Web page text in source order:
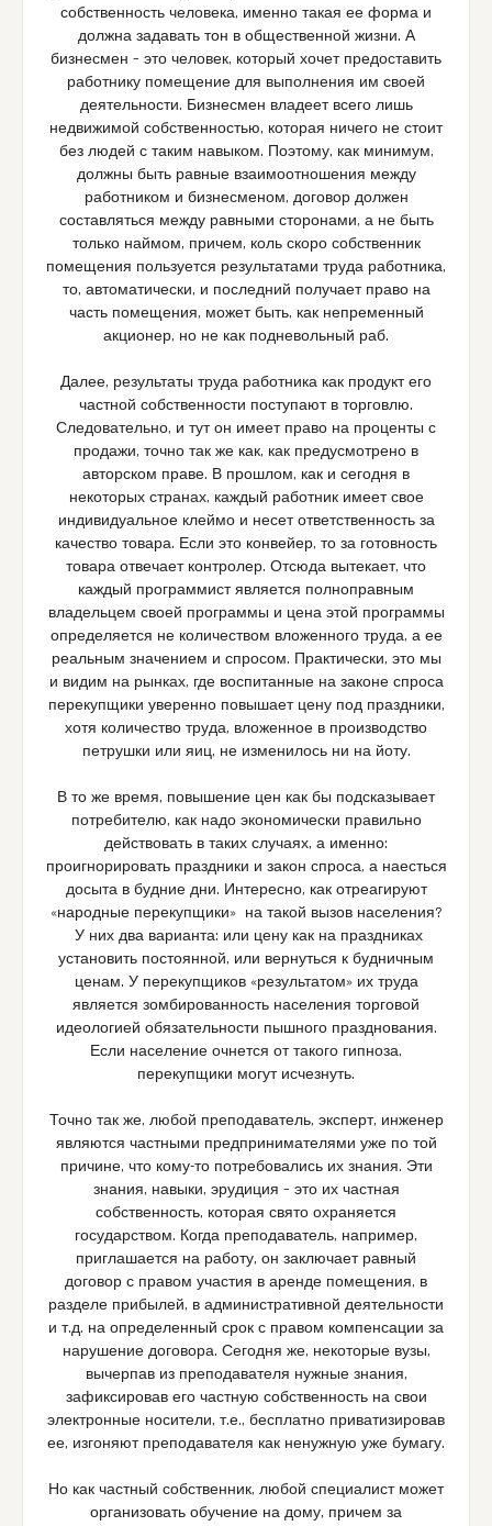
собственность человека, именно такая ее форма и
должна задавать тон в общественной жизни. А
бизнесмен – это человек, который хочет предоставить
работнику помещение для выполнения им своей
деятельности. Бизнесмен владеет всего лишь
недвижимой собственностью, которая ничего не стоит
без людей с таким навыком. Поэтому, как минимум,
должны быть равные взаимоотношения между
работником и бизнесменом, договор должен
составляться между равными сторонами, а не быть
только наймом, причем, коль скоро собственник
помещения пользуется результатами труда работника,
то, автоматически, и последний получает право на
часть помещения, может быть, как непременный
акционер, но не как подневольный раб.
Далее, результаты труда работника как продукт его
частной собственности поступают в торговлю.
Следовательно, и тут он имеет право на проценты с
продажи, точно так же как, как предусмотрено в
авторском праве. В прошлом, как и сегодня в
некоторых странах, каждый работник имеет свое
индивидуальное клеймо и несет ответственность за
качество товара. Если это конвейер, то за готовность
товара отвечает контролер. Отсюда вытекает, что
каждый программист является полноправным
владельцем своей программы и цена этой программы
определяется не количеством вложенного труда, а ее
реальным значением и спросом. Практически, это мы
и видим на рынках, где воспитанные на законе спроса
перекупщики уверенно повышает цену под праздники,
хотя количество труда, вложенное в производство
петрушки или яиц, не изменилось ни на йоту.
В то же время, повышение цен как бы подсказывает
потребителю, как надо экономически правильно
действовать в таких случаях, а именно:
проигнорировать праздники и закон спроса, а наесться
досыта в будние дни. Интересно, как отреагируют
«народные перекупщики» на такой вызов населения?
У них два варианта: или цену как на праздниках
установить постоянной, или вернуться к будничным
ценам. У перекупщиков «результатом» их труда
является зомбированность населения торговой
идеологией обязательности пышного празднования.
Если население очнется от такого гипноза,
перекупщики могут исчезнуть.
Точно так же, любой преподаватель, эксперт, инженер
являются частными предпринимателями уже по той
причине, что кому-то потребовались их знания. Эти
знания, навыки, эрудиция – это их частная
собственность, которая свято охраняется
государством. Когда преподаватель, например,
приглашается на работу, он заключает равный
договор с правом участия в аренде помещения, в
разделе прибылей, в административной деятельности
и т.д. на определенный срок с правом компенсации за
нарушение договора. Сегодня же, некоторые вузы,
вычерпав из преподавателя нужные знания,
зафиксировав его частную собственность на свои
электронные носители, т.е., бесплатно приватизировав
ее, изгоняют преподавателя как ненужную уже бумагу.
Но как частный собственник, любой специалист может
организовать обучение на дому, причем за